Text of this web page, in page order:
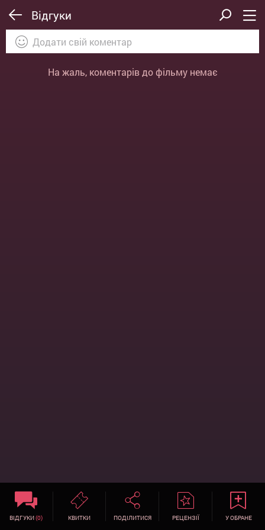
Відгуки
На жаль, коментарів до фільму немає
ВІДГУКИ(0) КВИТКИ ПОДІЛИТИСЯ РЕЦЕНЗІЇ У ОБРАНЕ